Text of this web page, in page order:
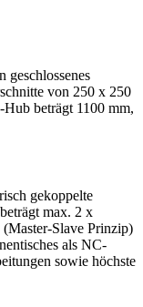
geschlossenes
von 250 x 250
beträgt 1100 mm,
gekoppelte
max. 2 x
Slave Prinzip)
als NC-
sowie höchste